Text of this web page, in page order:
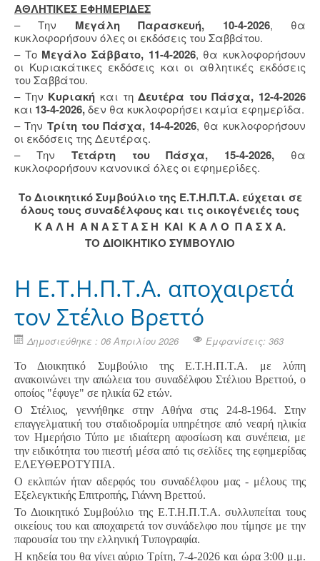
ΑΘΛΗΤΙΚΕΣ ΕΦΗΜΕΡΙΔΕΣ
– Την Μεγάλη Παρασκευή, 10-4-2026, θα
κυκλοφορήσουν όλες οι εκδόσεις του Σαββάτου.
– Το Μεγάλο Σάββατο, 11-4-2026, θα κυκλοφορήσουν
οι Κυριακάτικες εκδόσεις και οι αθλητικές εκδόσεις
του Σαββάτου.
– Την Κυριακή και τηΔευτέρα του Πάσχα, 12-4-2026
και 13-4-2026,δεν θα κυκλοφορήσει καμία εφημερίδα.
– Την Τρίτη του Πάσχα, 14-4-2026, θα κυκλοφορήσουν
οι εκδόσεις της Δευτέρας.
– Την Τετάρτη του Πάσχα, 15-4-2026, θα
κυκλοφορήσουν κανονικά όλες οι εφημερίδες.
Το Διοικητικό Συμβούλιο της Ε.Τ.Η.Π.Τ.Α. εύχεται σε
όλους τους συναδέλφους και τις οικογένειές τους
Κ Α Λ Η Α Ν Α Σ Τ Α Σ Η ΚΑΙ Κ Α Λ Ο Π Α Σ Χ Α.
ΤΟ ΔΙΟΙΚΗΤΙΚΟ ΣΥΜΒΟΥΛΙΟ
Η Ε.Τ.Η.Π.Τ.Α. αποχαιρετά
τον Στέλιο Βρεττό
Δημοσιεύθηκε : 06 Απριλίου 2026 Εμφανίσεις: 363
Το Διοικητικό Συμβούλιο της Ε.Τ.Η.Π.Τ.Α. με λύπη
ανακοινώνει την απώλεια του συναδέλφου Στέλιου Βρεττού, ο
οποίος "έφυγε" σε ηλικία 62 ετών.
Ο Στέλιος, γεννήθηκε στην Αθήνα στις 24-8-1964. Στην
επαγγελματική του σταδιοδρομία υπηρέτησε από νεαρή ηλικία
τον Ημερήσιο Τύπο με ιδιαίτερη αφοσίωση και συνέπεια, με
την ειδικότητα του πιεστή μέσα από τις σελίδες της εφημερίδας
ΕΛΕΥΘΕΡΟΤΥΠΙΑ.
Ο εκλιπών ήταν αδερφός του συναδέλφου μας - μέλους της
Εξελεγκτικής Επιτροπής, Γιάννη Βρεττού.
Το Διοικητικό Συμβούλιο της Ε.Τ.Η.Π.Τ.Α. συλλυπείται τους
οικείους του και αποχαιρετά τον συνάδελφο που τίμησε με την
παρουσία του την ελληνική Τυπογραφία.
Η κηδεία του θα γίνει αύριο Τρίτη, 7-4-2026 και ώρα 3:00 μ.μ.